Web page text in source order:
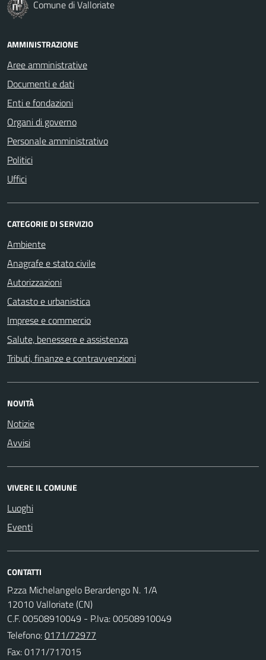
Comune di Valloriate
AMMINISTRAZIONE
Aree amministrative
Documenti e dati
Enti e fondazioni
Organi di governo
Personale amministrativo
Politici
Uffici
CATEGORIE DI SERVIZIO
Ambiente
Anagrafe e stato civile
Autorizzazioni
Catasto e urbanistica
Imprese e commercio
Salute, benessere e assistenza
Tributi, finanze e contravvenzioni
NOVITÀ
Notizie
Avvisi
VIVERE IL COMUNE
Luoghi
Eventi
CONTATTI
P.zza Michelangelo Berardengo N. 1/A
12010 Valloriate (CN)
C.F. 00508910049 - P.Iva: 00508910049
Telefono:0171/72977
Fax: 0171/717015